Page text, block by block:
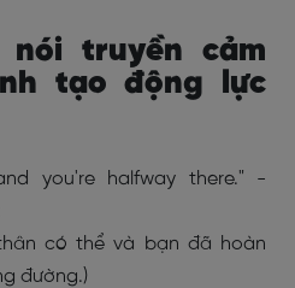
nói truyền cảm
tạo động lực
you're halfway there." -
có thể và bạn đã hoàn
đường.)